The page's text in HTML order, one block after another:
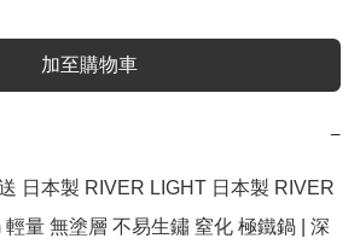
加至購物車
−
日本製 RIVER LIGHT 日本製 RIVER
輕量 無塗層 不易生鏽 窒化 極鐵鍋 | 深